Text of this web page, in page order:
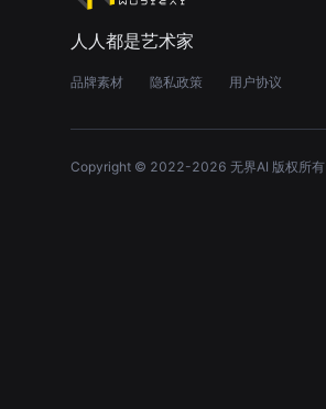
人人都是艺术家
品牌素材 隐私政策 用户协议
Copyright © 2022-2026 无界AI 版权所有